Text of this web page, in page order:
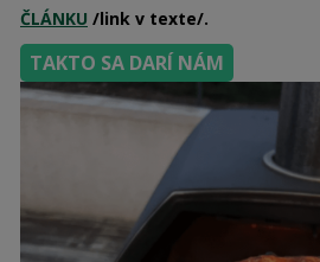
ČLÁNKU /link v texte/.
TAKTO SA DARÍ NÁM